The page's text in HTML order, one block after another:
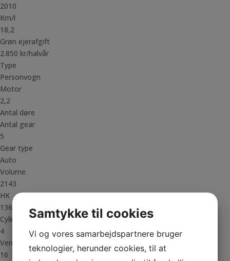
2010
Km/l
18,2
Grøn ejerafgift
2.850 kr/halvår
Type
Personvogn
Motor
2,2
Antal døre
Antal gear
5
Gear type
Auto
Volume
2143
HK
136
Cylindre
4
Ventiler
16
Samtykke til cookies
Vi og vores samarbejdspartnere bruger
teknologier, herunder cookies, til at